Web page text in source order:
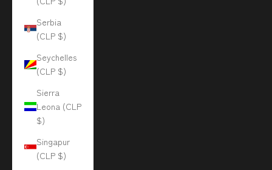
Serbia
(CLP $)
Seychelles
(CLP $)
Sierra
Leona (CLP
$)
Singapur
(CLP $)